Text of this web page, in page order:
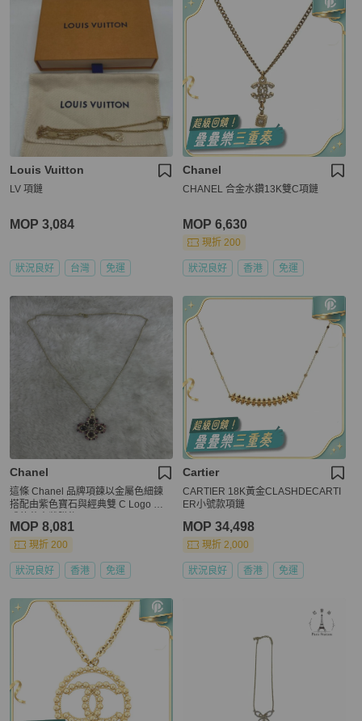
Louis Vuitton
LV 項鏈
MOP 3,084
狀況良好 台灣 免運
Chanel
CHANEL 合金水鑽13K雙C項鏈
MOP 6,630
現折 200
狀況良好 香港 免運
Chanel
這條 Chanel 品牌項鍊以金屬色細鍊
搭配由紫色寶石與經典雙 C Logo 組
MOP 8,081
現折 200
狀況良好 香港 免運
Cartier
CARTIER 18K黃金CLASHDECARTI
ER小號款項鏈
MOP 34,498
現折 2,000
狀況良好 香港 免運